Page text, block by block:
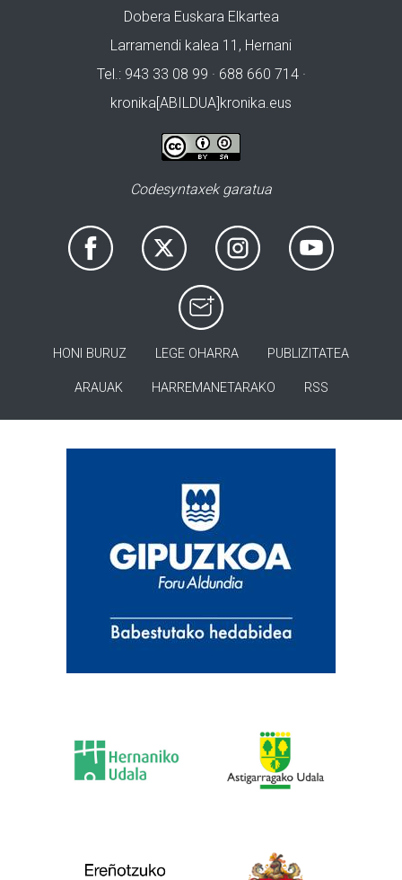
Dobera Euskara Elkartea
Larramendi kalea 11, Hernani
Tel.: 943 33 08 99 · 688 660 714 ·
kronika[ABILDUA]kronika.eus
Codesyntaxek garatua
HONI BURUZ LEGE OHARRA PUBLIZITATEA
ARAUAK HARREMANETARAKO RSS